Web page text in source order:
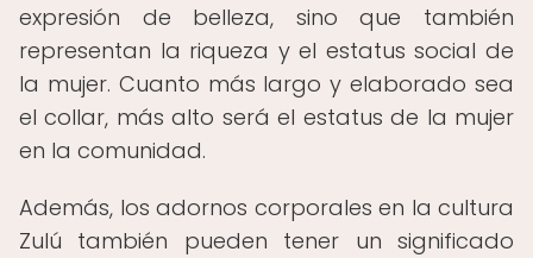
expresión de belleza, sino que también
representan la riqueza y el estatus social de
la mujer. Cuanto más largo y elaborado sea
el collar, más alto será el estatus de la mujer
en la comunidad.
Además, los adornos corporales en la cultura
Zulú también pueden tener un significado